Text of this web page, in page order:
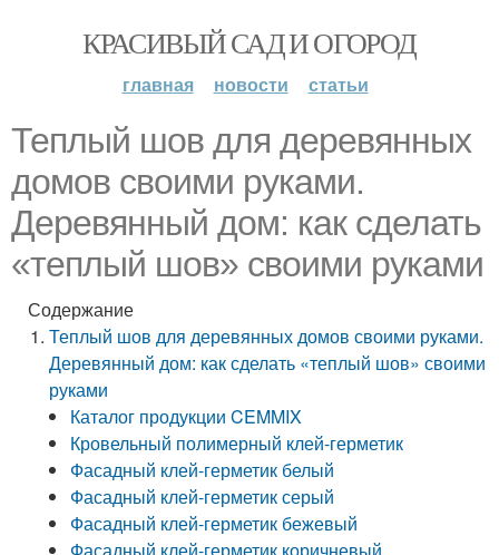
КРАСИВЫЙ САД И ОГОРОД
главная новости статьи
Теплый шов для деревянных
домов своими руками.
Деревянный дом: как сделать
«теплый шов» своими руками
Содержание
Теплый шов для деревянных домов своими руками.
Деревянный дом: как сделать «теплый шов» своими
руками
Каталог продукции CEMMIX
Кровельный полимерный клей-герметик
Фасадный клей-герметик белый
Фасадный клей-герметик серый
Фасадный клей-герметик бежевый